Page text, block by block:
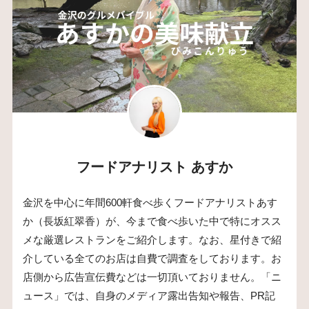
フードアナリスト あすか
金沢を中心に年間600軒食べ歩くフードアナリストあす
か（長坂紅翠香）が、今まで食べ歩いた中で特にオスス
メな厳選レストランをご紹介します。なお、星付きで紹
介している全てのお店は自費で調査をしております。お
店側から広告宣伝費などは一切頂いておりません。「ニ
ュース」では、自身のメディア露出告知や報告、PR記